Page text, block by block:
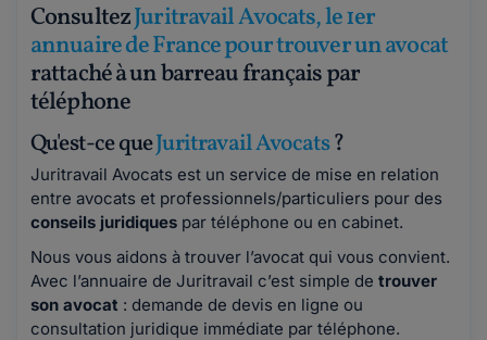
ConsultezJuritravail Avocats, le 1er
annuaire de France pour trouver un avocat
rattaché à un barreau français par
téléphone
Qu'est-ce queJuritravail Avocats?
Juritravail Avocats est un service de mise en relation
entre avocats et professionnels/particuliers pour des
conseils juridiques par téléphone ou en cabinet.
Nous vous aidons à trouver l’avocat qui vous convient.
Avec l’annuaire de Juritravail c’est simple de trouver
son avocat : demande de devis en ligne ou
consultation juridique immédiate par téléphone.